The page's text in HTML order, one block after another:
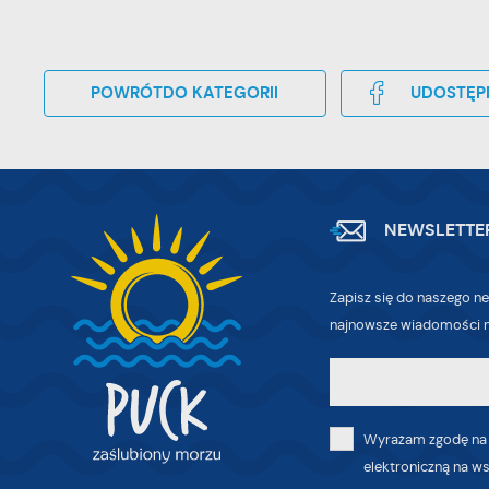
POWRÓTDO KATEGORII
Zapisz się do naszego
najnowsze wiadomości
Wyrażam zgodę
elektroniczną na